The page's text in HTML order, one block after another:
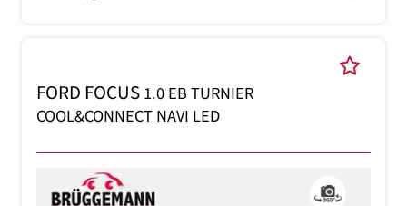
FORD FOCUS1.0 EB TURNIER
COOL&CONNECT NAVI LED